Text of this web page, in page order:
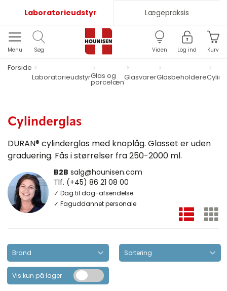
Laboratorieudstyr Lægepraksis
Menu Søg Viden Log ind Kurv
Forside
LaboratorieudstyrGlas og
porcelæn
GlasvarerGlasbeholdere
Cylinderglas
DURAN® cylinderglas med knoplåg. Glasset er uden
graduering. Fås i størrelser fra 250-2000 ml.
B2B salg@hounisen.com
Tlf. (+45) 86 21 08 00
✓ Dag til dag-afsendelse
✓ Faguddannet personale
Vis kun på lager